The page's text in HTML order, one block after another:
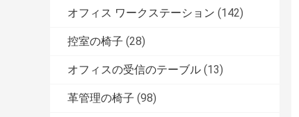
オフィス ワークステーション (142)
控室の椅子 (28)
オフィスの受信のテーブル (13)
革管理の椅子 (98)